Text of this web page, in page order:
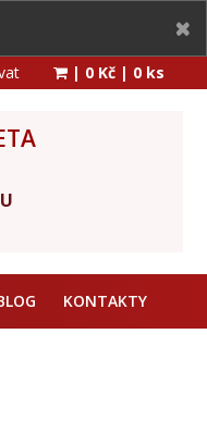
| 0 Kč | 0 ks
KONTAKTY